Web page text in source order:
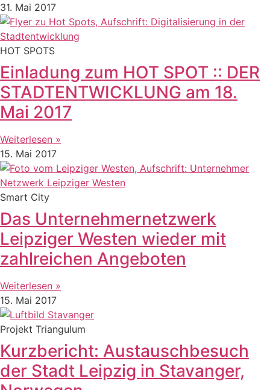
31. Mai 2017
HOT SPOTS
Einladung zum HOT SPOT :: DER
STADTENTWICKLUNG am 18.
Mai 2017
Weiterlesen »
15. Mai 2017
Smart City
Das Unternehmernetzwerk
Leipziger Westen wieder mit
zahlreichen Angeboten
Weiterlesen »
15. Mai 2017
Projekt Triangulum
Kurzbericht: Austauschbesuch
der Stadt Leipzig in Stavanger,